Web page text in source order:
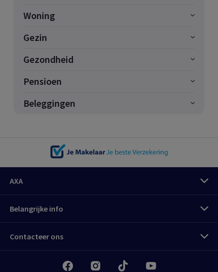
Woning
Gezin
Gezondheid
Pensioen
Beleggingen
AXA
Belangrijke info
Contacteer ons